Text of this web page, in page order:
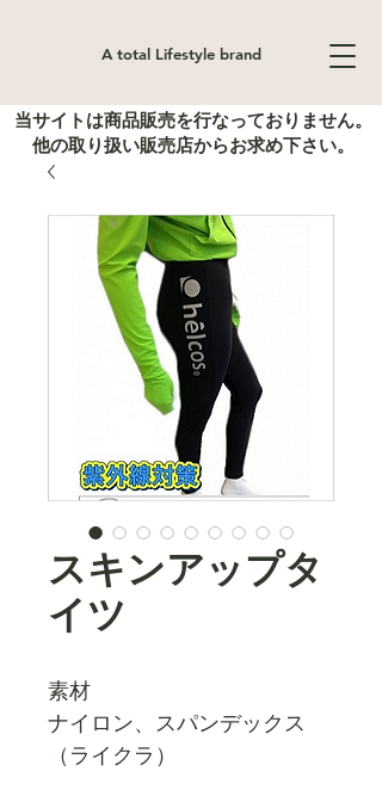
A total Lifestyle brand
当サイトは商品販売を行なっておりません。
他の取り扱い販売店からお求め下さい。
スキンアップタ
イツ
素材
ナイロン、スパンデックス
（ライクラ）